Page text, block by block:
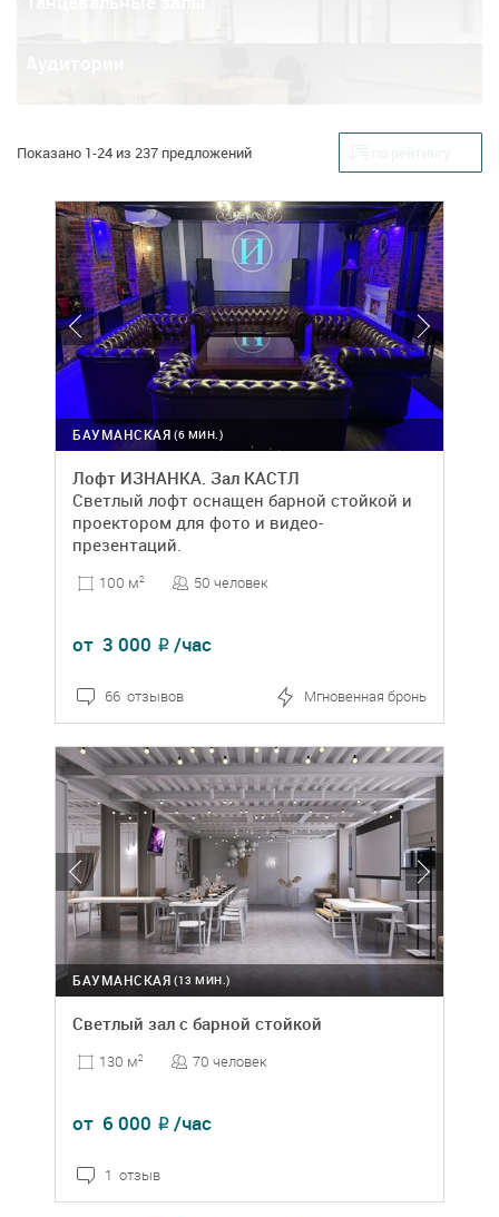
Показано 1-24 из 237 предложений
(6 МИН.)
БАУМАНСКАЯ
Лофт ИЗНАНКА. Зал КАСТЛ
Светлый лофт оснащен барной стойкой и
проектором для фото и видео-
презентаций.
100 м2 50 человек
от 3 000 ₽ /час
66 отзывов Мгновенная бронь
(13 МИН.)
БАУМАНСКАЯ
Светлый зал с барной стойкой
130 м2 70 человек
от 6 000 ₽ /час
1 отзыв